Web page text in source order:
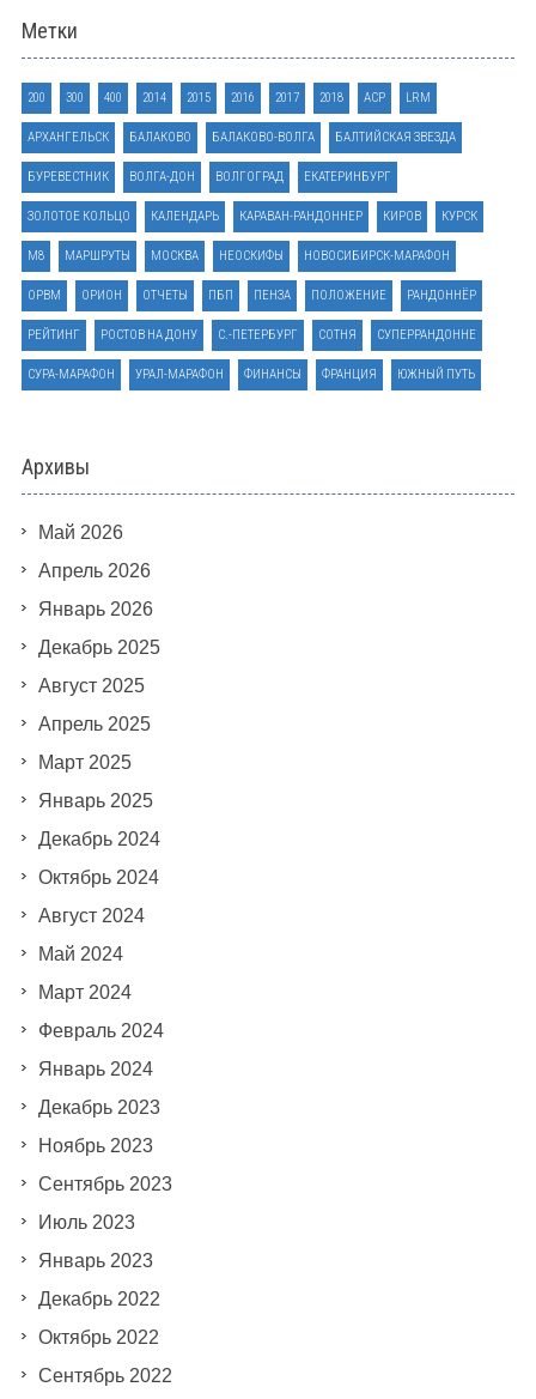
Метки
200 300 400 2014 2015 2016 2017 2018 ACP LRM
АРХАНГЕЛЬСК БАЛАКОВО БАЛАКОВО-ВОЛГА БАЛТИЙСКАЯ ЗВЕЗДА
БУРЕВЕСТНИК ВОЛГА-ДОН ВОЛГОГРАД ЕКАТЕРИНБУРГ
ЗОЛОТОЕ КОЛЬЦО КАЛЕНДАРЬ КАРАВАН-РАНДОННЕР КИРОВ КУРСК
М8 МАРШРУТЫ МОСКВА НЕОСКИФЫ НОВОСИБИРСК-МАРАФОН
ОРВМ ОРИОН ОТЧЕТЫ ПБП ПЕНЗА ПОЛОЖЕНИЕ РАНДОННЁР
РЕЙТИНГ РОСТОВ НА ДОНУ С.-ПЕТЕРБУРГ СОТНЯ СУПЕРРАНДОННЕ
СУРА-МАРАФОН УРАЛ-МАРАФОН ФИНАНСЫ ФРАНЦИЯ ЮЖНЫЙ ПУТЬ
Архивы
Май 2026
Апрель 2026
Январь 2026
Декабрь 2025
Август 2025
Апрель 2025
Март 2025
Январь 2025
Декабрь 2024
Октябрь 2024
Август 2024
Май 2024
Март 2024
Февраль 2024
Январь 2024
Декабрь 2023
Ноябрь 2023
Сентябрь 2023
Июль 2023
Январь 2023
Декабрь 2022
Октябрь 2022
Сентябрь 2022